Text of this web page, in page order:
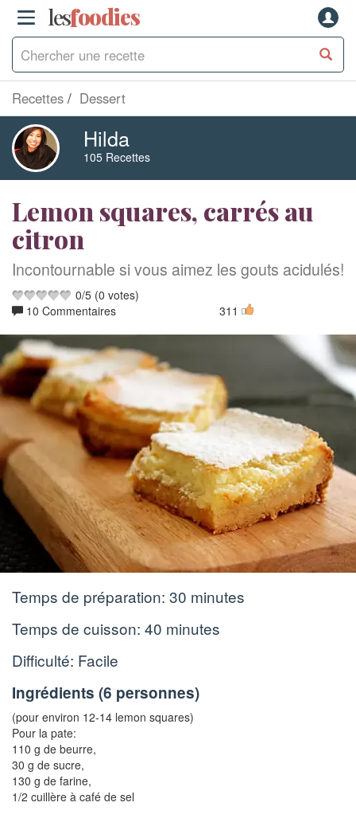
lesfoodies
Recettes Dessert
Hilda
105 Recettes
Lemon squares, carrés au
citron
Incontournable si vous aimez les gouts acidulés!
0/5 (0 votes)
10 Commentaires
311
Temps de préparation: 30 minutes
Temps de cuisson: 40 minutes
Difficulté: Facile
Ingrédients (6 personnes)
(pour environ 12-14 lemon squares)
Pour la pate:
110 g de beurre,
30 g de sucre,
130 g de farine,
1/2 cuillère à café de sel